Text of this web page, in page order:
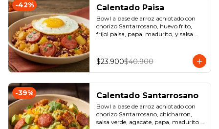
-42% Calentado Paisa
Bowl a base de arroz achiotado con
chorizo Santarrosano, huevo frito,
fríjol paisa, papa, madurito, y salsa
$23.900$40.900
-39% Calentado Santarrosano
Bowl a base de arroz achiotado con
chorizo Santarrosano, chicharron,
salsa verde, agacate, papa, madurito y